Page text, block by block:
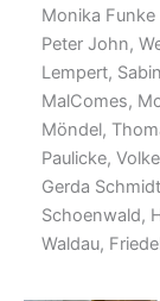
Monika Funke
Peter John,
Lempert,
MalComes,
Möndel,
Paulicke,
Gerda
Schoenwald,
Waldau,